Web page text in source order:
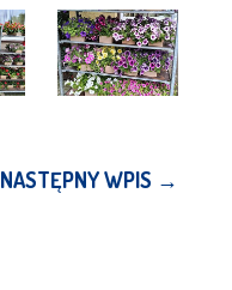
NASTĘPNY WPIS →